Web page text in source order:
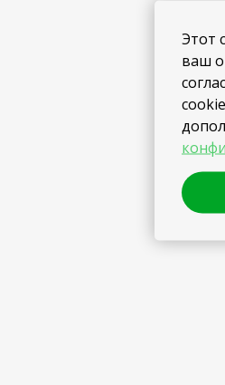
Этот
ваш